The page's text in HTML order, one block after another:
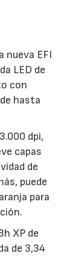
nueva EFI
LED de
con
hasta
dpi,
capas
de
puede
para
XP de
de 3,34